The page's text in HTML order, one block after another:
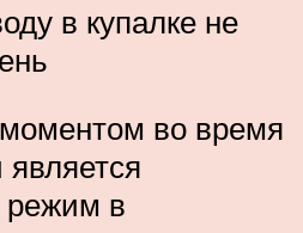
в купалке не
во время
режим в